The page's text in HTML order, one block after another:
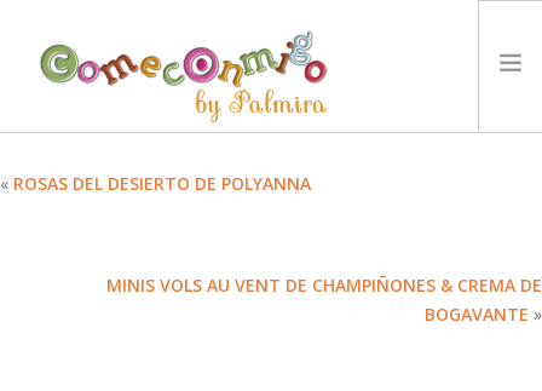
NUESTRA FILOSOFÍA
« ROSAS DEL DESIERTO DE POLYANNA
MINIS VOLS AU VENT DE CHAMPIÑONES & CREMA DE
BOGAVANTE »